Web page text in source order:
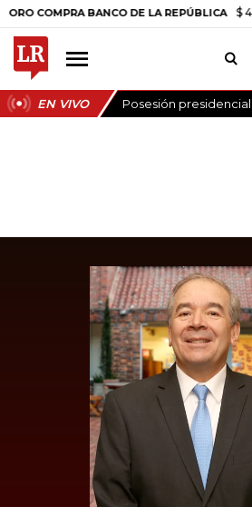
BANCO DE LA REPÚBLICA $
EN VIVO Posesión